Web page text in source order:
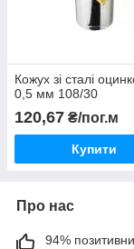
Кожух зі сталі
0,5 мм 108/30
120,67 ₴/пог.м
Купити
Про нас
94%